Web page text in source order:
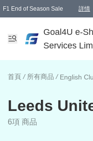
F1 End of Season Sale 詳情
Goal4U e-
Services
首頁 / 所有商品 / English
Leeds
6項 商品